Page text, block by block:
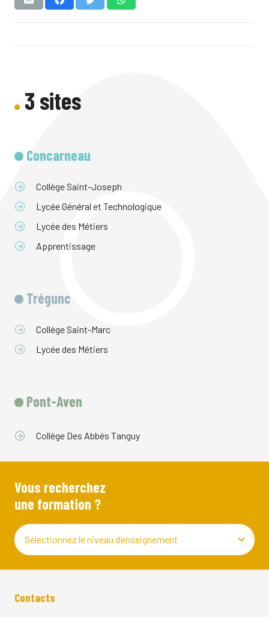
3 sites
Concarneau
Collège Saint-Joseph
Lycée Général et Technologique
Lycée des Métiers
Apprentissage
Trégunc
Collège Saint-Marc
Lycée des Métiers
Pont-Aven
Collège Des Abbés Tanguy
Vous recherchez
une formation ?
Sélectionnez le niveau d’enseignement
Contacts